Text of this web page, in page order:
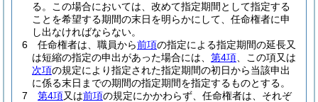
る。
この場合においては、改めて指定期間として指定する
ことを希望する期間の末日を明らかにして、任命権者に申
し出なければならない。
6
任命権者は、職員から前項の指定による指定期間の延長又
は短縮の指定の申出があった場合には、 第4項 、この項又は
次項の規定により指定された指定期間の初日から当該申出
に係る末日までの期間の指定期間を指定するものとする。
7
第4項又は前項の規定にかかわらず、任命権者は、それぞ